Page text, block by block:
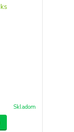
Skladom